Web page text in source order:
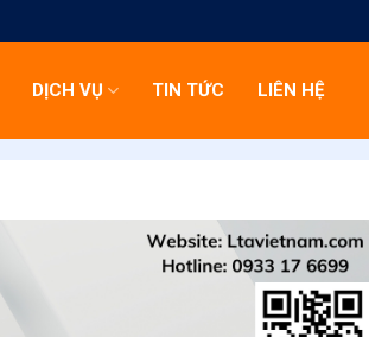
DỊCH VỤ TIN TỨC LIÊN HỆ